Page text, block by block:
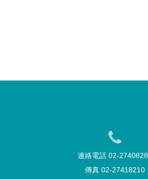
連絡電話 02-
傳真 02-27418210